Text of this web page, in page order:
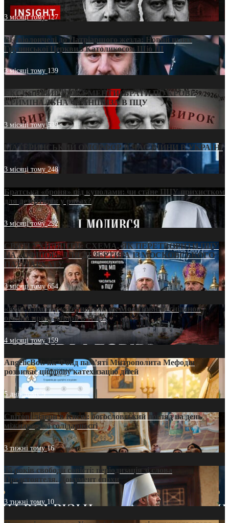
3 місяці тому127
Від віолончелі до Патріаршого жезла: Новий шлях
Грузинської Церкви з Католикосом Шіо III
3 місяці тому 139
ЕКСКЛЮЗИВ (ДОКУМЕНТИ)/БРАТИ ПО КРОВІ:
КРИМІНАЛЬНА ФРАНШИЗА В ПЦУ
3 місяці тому539
МАТЕРИНСЬКИЙ ОМОРФОР В ЧАС ВІЙНИ В УКРАЇНІ
3 місяці тому248
Братська «броня» під куполами: чи стане ПЦУ прихистком
для дезертирів у рясах?
3 місяці тому292
СВЯТІ УХИЛЯНТИ: СХЕМА, ЯК ПЕРЕТВОРИТИ ПЦУ
НА «ОФШОР» ДЛЯ ДЕЗЕРТИРА ІЗ МОСКОВСЬКОГО
ПАТРІАРХАТУ
3 місяці тому654
«Кейс Тихона» у Тернополі: як Молитовний сніданок
оголив кризу довіри в ПЦУ
4 місяці тому159
AngelicBot: як Фонд пам’яті Митрополита Мефодія
розвиває цифрову катехизацію дітей
5 днів тому9
Світові лідери в Києві: богословський погляд на день
міжнародної солідарності
3 тижні тому16
35 років свободи совісті: періодизація зі слова
Предстоятеля. Документ епохи
3 тижні тому 10